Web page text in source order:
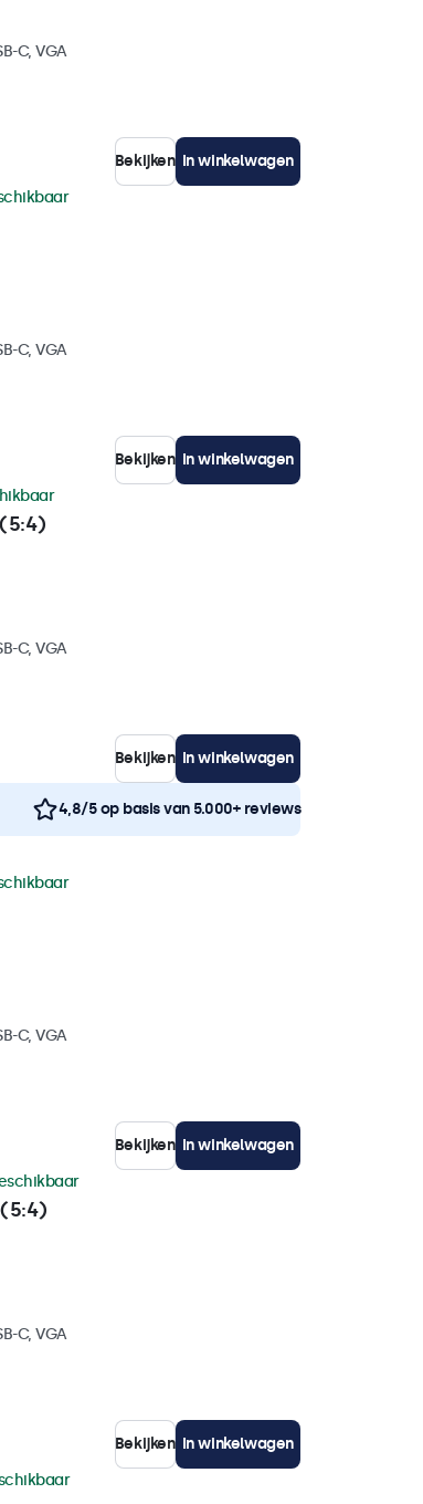
C, VGA
Bekijken In winkelwagen
C, VGA
Bekijken In winkelwagen
C, VGA
Bekijken In winkelwagen
4,8/5 op basis van 5.000+ reviews
C, VGA
Bekijken In winkelwagen
C, VGA
Bekijken In winkelwagen